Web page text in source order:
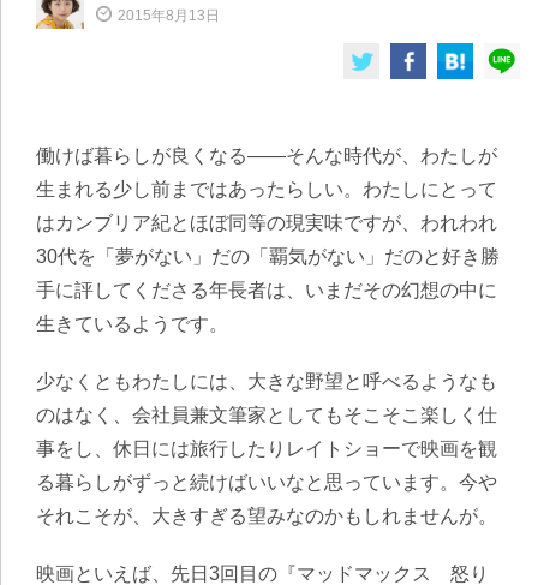
2015年8月13日
働けば暮らしが良くなる――そんな時代が、わたしが
生まれる少し前まではあったらしい。わたしにとって
はカンブリア紀とほぼ同等の現実味ですが、われわれ
30代を「夢がない」だの「覇気がない」だのと好き勝
手に評してくださる年長者は、いまだその幻想の中に
生きているようです。
少なくともわたしには、大きな野望と呼べるようなも
のはなく、会社員兼文筆家としてもそこそこ楽しく仕
事をし、休日には旅行したりレイトショーで映画を観
る暮らしがずっと続けばいいなと思っています。今や
それこそが、大きすぎる望みなのかもしれませんが。
映画といえば、先日3回目の『マッドマックス 怒り